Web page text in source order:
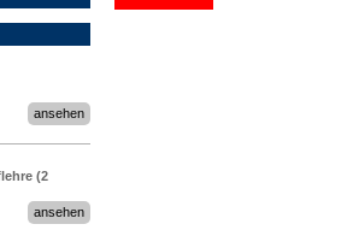
nach DIN
ansehen
(2
ansehen